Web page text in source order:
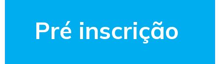
Pré inscrição